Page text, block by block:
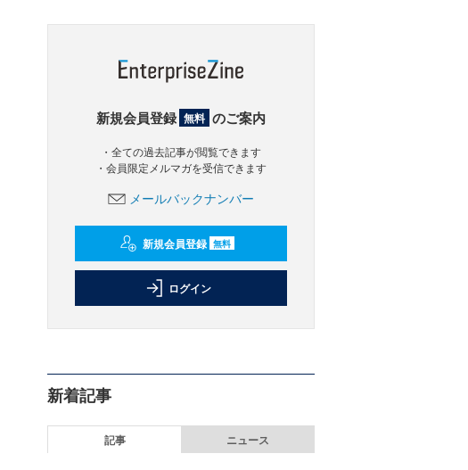
新規会員登録 無料 のご案内
・全ての過去記事が閲覧できます
・会員限定メルマガを受信できます
メールバックナンバー
新規会員登録 無料
ログイン
新着記事
記事 ニュース